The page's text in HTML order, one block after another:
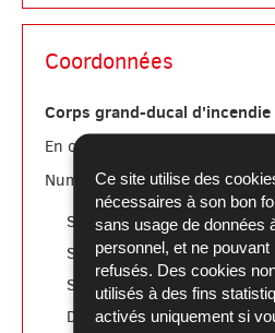
Ce site utilise des
nécessaires à son bon
sans usage de données
personnel, et ne pouvant
refusés. Des cookies
utilisés à des fins
activés uniquement si
Coordonnées
Corps grand-ducal d'incendie
En cas d'urgence:
Numéros utiles:
Stand.téléphonique:
Serv.communication:
Serv.recrutement: 49771-
Dép.volontariat: 49771-